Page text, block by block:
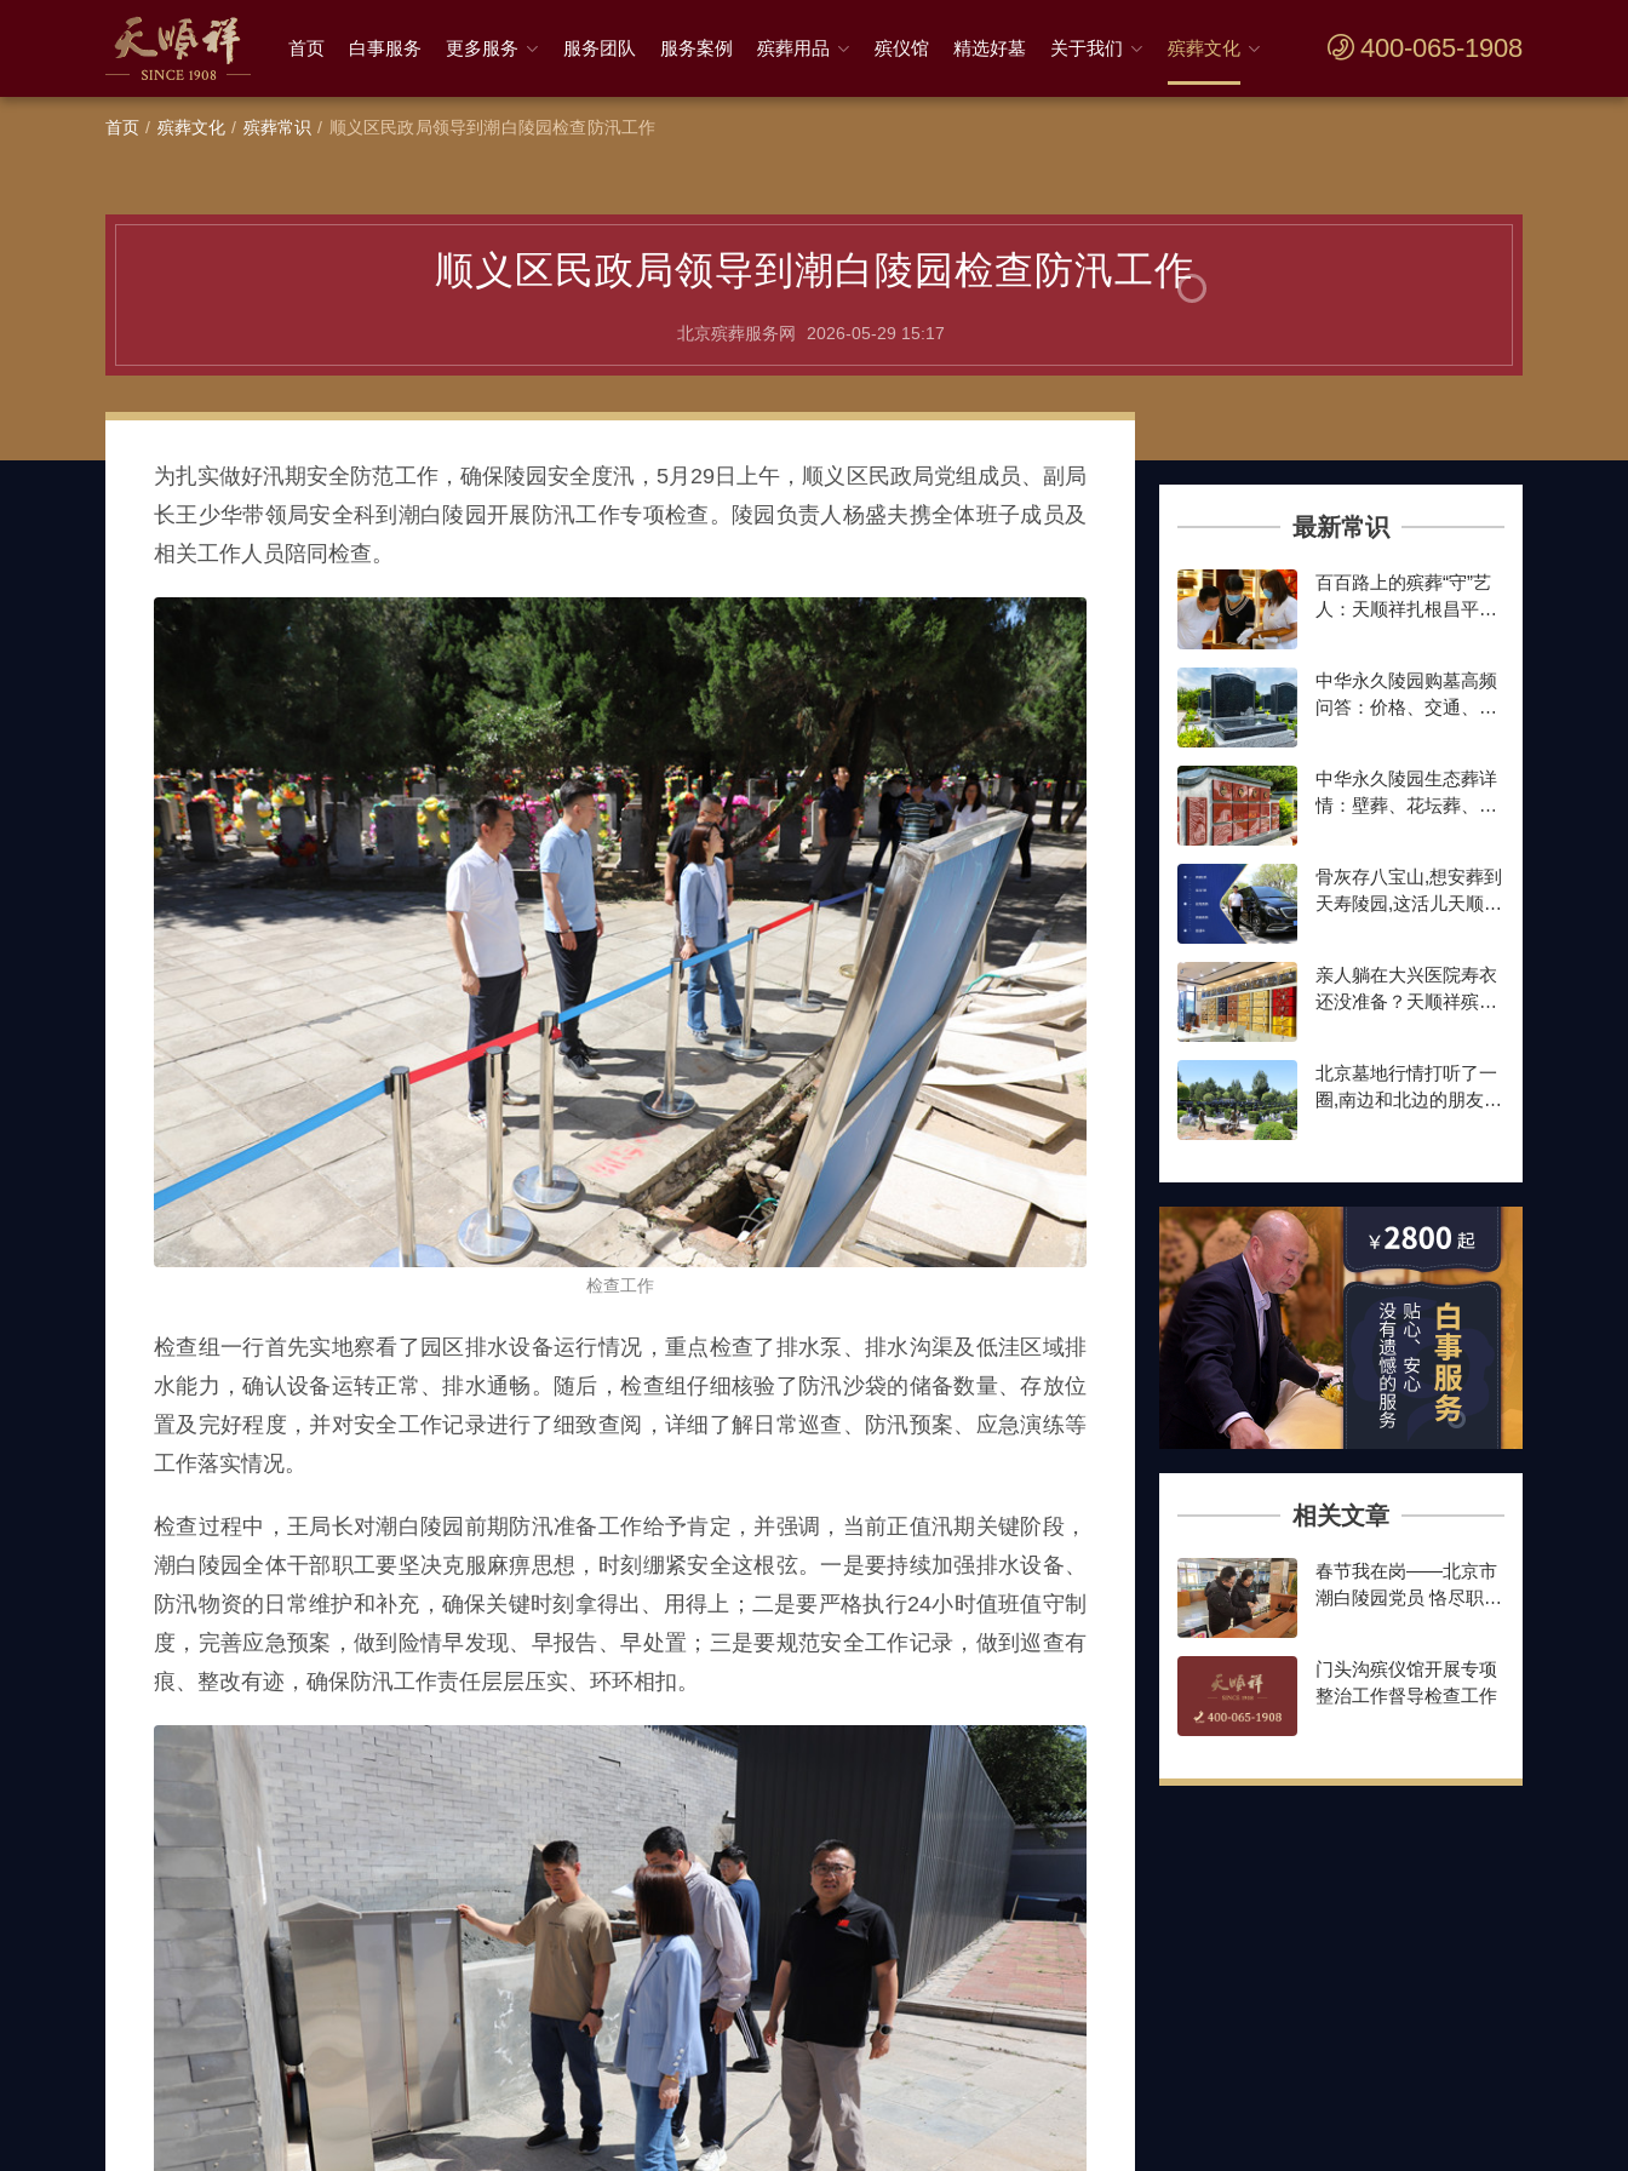
首页 白事服务 更多服务 服务团队 服务案例 殡葬用品 殡仪馆 精选好墓 关于我们 殡葬文化 400-065-1908
首页 殡葬文化 殡葬常识 顺义区民政局领导到潮白陵园检查防汛工作
顺义区民政局领导到潮白陵园检查防汛工作
北京殡葬服务网 2026-05-29 15:17
为扎实做好汛期安全防范工作，确保陵园安全度汛，5月29日上午，顺义区民政局党组成员、副局
长王少华带领局安全科到潮白陵园开展防汛工作专项检查。陵园负责人杨盛夫携全体班子成员及
相关工作人员陪同检查。
检查工作
检查组一行首先实地察看了园区排水设备运行情况，重点检查了排水泵、排水沟渠及低洼区域排
水能力，确认设备运转正常、排水通畅。随后，检查组仔细核验了防汛沙袋的储备数量、存放位
置及完好程度，并对安全工作记录进行了细致查阅，详细了解日常巡查、防汛预案、应急演练等
工作落实情况。
检查过程中，王局长对潮白陵园前期防汛准备工作给予肯定，并强调，当前正值汛期关键阶段，
潮白陵园全体干部职工要坚决克服麻痹思想，时刻绷紧安全这根弦。一是要持续加强排水设备、
防汛物资的日常维护和补充，确保关键时刻拿得出、用得上；二是要严格执行24小时值班值守制
度，完善应急预案，做到险情早发现、早报告、早处置；三是要规范安全工作记录，做到巡查有
痕、整改有迹，确保防汛工作责任层层压实、环环相扣。
最新常识
百百路上的殡葬“守”艺
人：天顺祥扎根昌平十
中华永久陵园购墓高频
问答：价格、交通、壁
中华永久陵园生态葬详
情：壁葬、花坛葬、树
骨灰存八宝山,想安葬到
天寿陵园,这活儿天顺祥
亲人躺在大兴医院寿衣
还没准备？天顺祥殡葬
北京墓地行情打听了一
圈,南边和北边的朋友最
相关文章
春节我在岗——北京市
潮白陵园党员 恪尽职守
门头沟殡仪馆开展专项
整治工作督导检查工作